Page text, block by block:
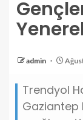
admin
Trendyol
Gaziantep